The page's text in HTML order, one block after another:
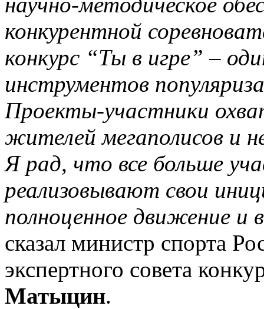
конкурентной
конкурс “Ты в игре” –
инструментов
Проекты-участники
жителей мегаполисов и
Я рад, что все больше
реализовывают свои
полноценное движение и
сказал министр спорта
экспертного совета
Матыцин.